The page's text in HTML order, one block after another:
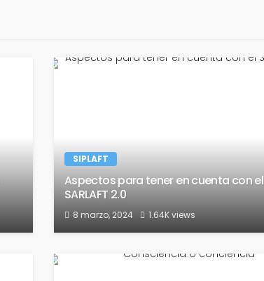
SIPLAFT
Aspectos para tener en cuenta con el
SARLAFT 2.0
8 marzo, 2024 1.64K views